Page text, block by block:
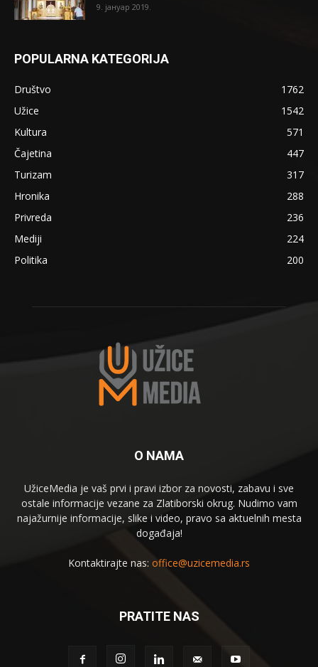
9. јануар 2019.
POPULARNA KATEGORIJA
Društvo
1762
Užice
1542
Kultura
571
Čajetina
447
Turizam
317
Hronika
288
Privreda
236
Mediji
224
Politika
200
O NAMA
UžiceMedia je vaš prvi i pravi izbor za novosti, zabavu i sve
ostale informacije vezane za Zlatiborski okrug. Nudimo vam
najažurnije informacije, slike i video, pravo sa aktuelnih mesta
događaja!
Kontaktirajte nas: office@uzicemedia.rs
PRATITE NAS